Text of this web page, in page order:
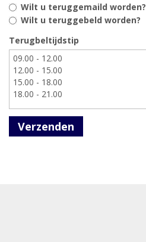
Wilt u teruggemaild worden?
Wilt u teruggebeld worden?
Terugbeltijdstip
Verzenden